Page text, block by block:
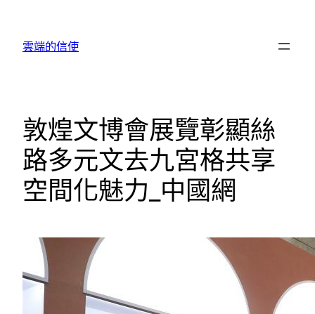
雲端的信使
敦煌文博會展覽彰顯絲
路多元文去九宮格共享
空間化魅力_中國網